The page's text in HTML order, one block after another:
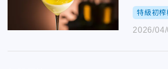
特級初榨
2026/